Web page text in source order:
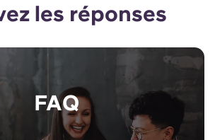
les réponses
FAQ